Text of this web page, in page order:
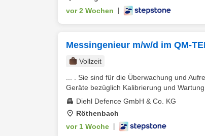
vor 2 Wochen
Messingenieur m/w/d im QM-
Vollzeit
... . Sie sind für die Überwachung und
Geräte bezüglich Kalibrierung und
Diehl Defence GmbH & Co. KG
Röthenbach
vor 1 Woche